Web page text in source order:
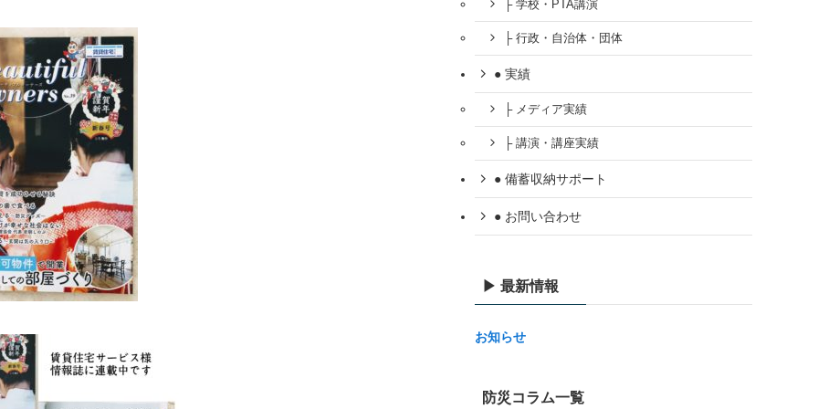
├ 学校・PTA講演
├ 行政・自治体・団体
● 実績
├ メディア実績
├ 講演・講座実績
● 備蓄収納サポート
● お問い合わせ
▶ 最新情報
お知らせ
防災コラム一覧